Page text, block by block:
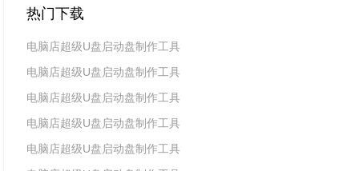
热门下载
电脑店超级U盘启动盘制作工具
v7.5_2606
电脑店超级U盘启动盘制作工具
v7.5_2604
电脑店超级U盘启动盘制作工具
v7.5_2602
电脑店超级U盘启动盘制作工具
v7.5 2019(天蓬元帅版)
电脑店超级U盘启动盘制作工具